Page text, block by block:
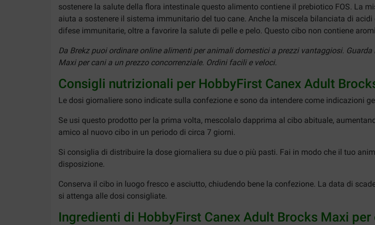
sostenere la salute della flora intestinale questo alimento contiene il prebiotico FOS. La
aiuta a sostenere il sistema immunitario del tuo cane. Anche la miscela bilanciata di
difese immunitarie, oltre a favorire la salute di pelle e pelo. Questo cibo non contiene
Da Brekz puoi ordinare online alimenti per animali domestici a prezzi vantaggiosi.
Maxi per cani a un prezzo concorrenziale. Ordini facili e veloci.
Consigli nutrizionali per HobbyFirst Canex Adult
Le dosi giornaliere sono indicate sulla confezione e sono da intendere come indicazioni
Se usi questo prodotto per la prima volta, mescolalo dapprima al cibo abituale,
amico al nuovo cibo in un periodo di circa 7 giorni.
Si consiglia di distribuire la dose giornaliera su due o più pasti. Fai in modo che il tuo
disposizione.
Conserva il cibo in luogo fresco e asciutto, chiudendo bene la confezione. La data di
si attenga alle dosi consigliate.
Ingredienti di HobbyFirst Canex Adult Brocks Maxi per